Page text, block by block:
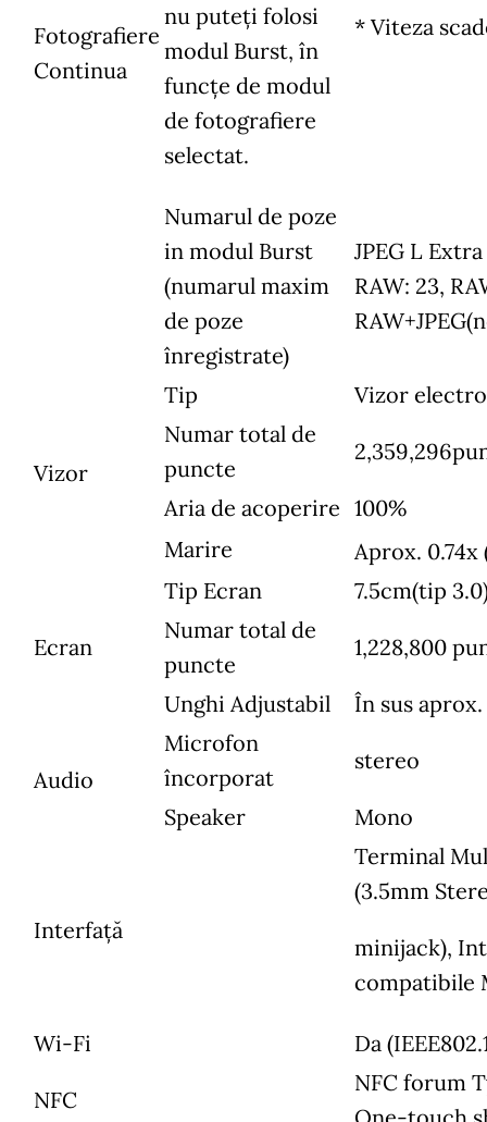
Fotografiere
Continua
nu puteți folosi
modul Burst, în
funcțe de modul
de fotografiere
selectat.
* Viteza
Numarul de poze
in modul Burst
(numarul maxim
de poze
înregistrate)
JPEG L
RAW: 23,
Vizor
Tip
Vizor
Numar total de
puncte
Aria de acoperire 100%
Marire
Aprox.
Ecran
Tip Ecran
7.5cm(tip
Numar total de
puncte
1,228,800
Unghi Adjustabil În sus
Audio
Microfon
încorporat
stereo
Speaker Mono
Interfață
Terminal
(3.5mm
minijack),
compatibile
Wi-Fi Da
NFC
NFC forum